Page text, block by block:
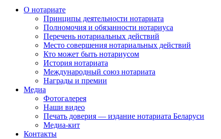
О нотариате
Принципы деятельности нотариата
Полномочия и обязанности нотариуса
Перечень нотариальных действий
Место совершения нотариальных действий
Кто может быть нотариусом
История нотариата
Международный союз нотариата
Награды и премии
Медиа
Фотогалерея
Наши видео
Печать доверия — издание нотариата Беларуси
Медиа-кит
Контакты